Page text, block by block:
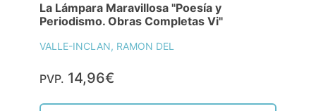
La Lámpara Maravillosa "Poesía y
Periodismo. Obras Completas Vi"
VALLE-INCLAN, RAMON DEL
PVP. 14,96€